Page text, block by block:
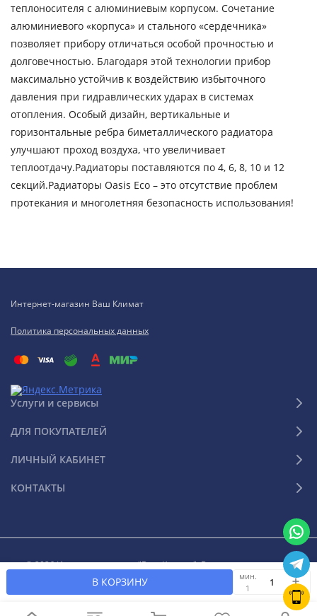
В КОРЗИНУ
мин.
1
теплоносителя с алюминиевым корпусом. Сочетание
алюминиевого «корпуса» и стального «сердечника»
позволяет прибору отличаться особой прочностью и
долговечностью. Благодаря этой технологии прибор
максимально устойчив к воздействию избыточного
давления при гидравлических ударах в системах
отопления. Особый дизайн, вертикальные и
горизонтальные ребра биметаллического радиатора
улучшают проход воздуха, что увеличивает
теплоотдачу.Радиаторы поставляются по 4, 6, 8, 10 и 12
секций.Радиаторы Oasis Eco – это отсутствие проблем
протекания и многолетняя безопасность использования!
Интернет-магазин Ваш Климат
Политика персональных данных
Услуги и сервисы
ДЛЯ ПОКУПАТЕЛЕЙ
ЛИЧНЫЙ КАБИНЕТ
КОНТАКТЫ
© 2026 Интернет-магазин "Ваш Климат". Все права защищены